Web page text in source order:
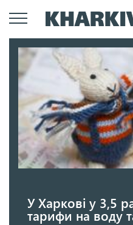
У Харкові у 3,5
тарифи на воду